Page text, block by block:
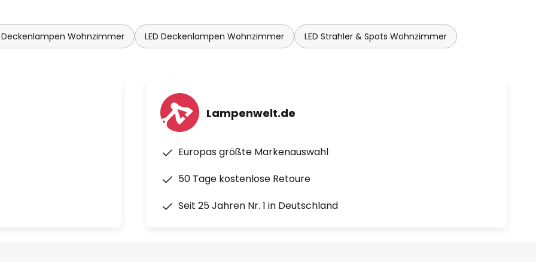
Wohnzimmer LED Deckenlampen Wohnzimmer LED Strahler & Spots Wohnzimmer
Lampenwelt.de
Europas größte Markenauswahl
50 Tage kostenlose Retoure
Seit 25 Jahren Nr. 1 in Deutschland